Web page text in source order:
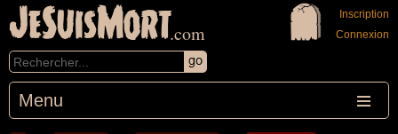
JeSuisMort.com
Menu
Inscription
Connexion